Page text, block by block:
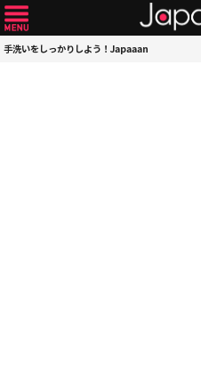
手洗いをしっかりしよう！Japaaan